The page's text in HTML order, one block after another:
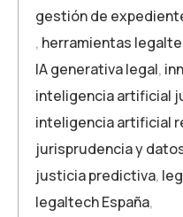
gestión de
, herramientas
IA generativa legal,
inteligencia artificial
inteligencia artificial
jurisprudencia y
justicia predictiva,
legaltech España,